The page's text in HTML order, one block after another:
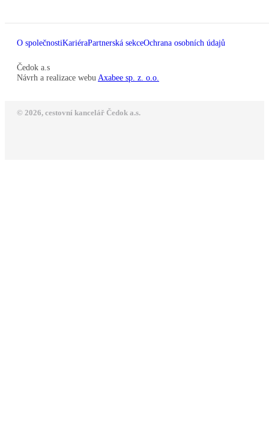
O společnostiKariéraPartnerská sekceOchrana osobních údajů
Čedok a.s
Návrh a realizace webu Axabee sp. z. o.o.
© 2026, cestovní kancelář Čedok a.s.